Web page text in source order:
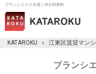
ブランシエスタ木場｜仲介料無料
KATAROKU 江東区賃貸マン
ブランシ